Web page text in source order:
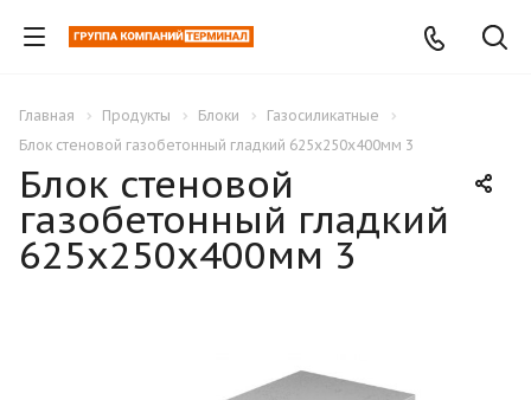
Главная Продукты Блоки
Газосиликатные
Блок стеновой газобетонный гладкий 625х250х400мм 3
Блок стеновой
газобетонный гладкий
625х250х400мм 3